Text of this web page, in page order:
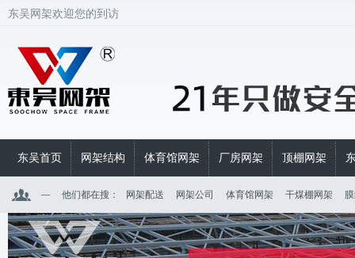
东吴网架欢迎您的到访
东吴首页 网架结构 体育馆网架 厂房网架 顶棚网架
他们都在搜： 网架配送 网架公司 体育馆网架 干煤棚网架